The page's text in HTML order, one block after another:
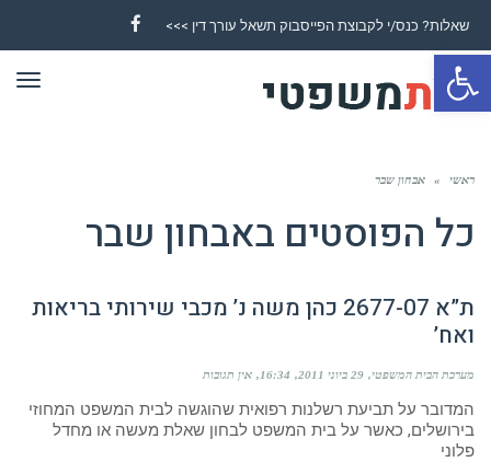
פתח סרגל נגישות
שאלות? כנס/י לקבוצת הפייסבוק תשאל עורך דין >>>
Facebook
ראשי » אבחון שבר
כל הפוסטים באבחון שבר
ת”א 2677-07 כהן משה נ’ מכבי שירותי בריאות
ואח’
מערכת הבית המשפטי 29 ביוני 2011 16:34 אין תגובות
המדובר על תביעת רשלנות רפואית שהוגשה לבית המשפט המחוזי
בירושלים, כאשר על בית המשפט לבחון שאלת מעשה או מחדל
פלוני